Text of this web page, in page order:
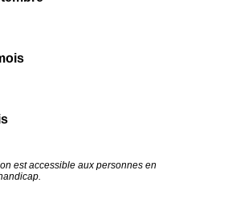
est accessible aux personnes en